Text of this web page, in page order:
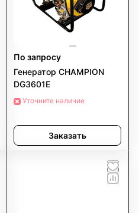
По запросу
Генератор CHAMPION
DG3601E
Уточните наличие
Заказать